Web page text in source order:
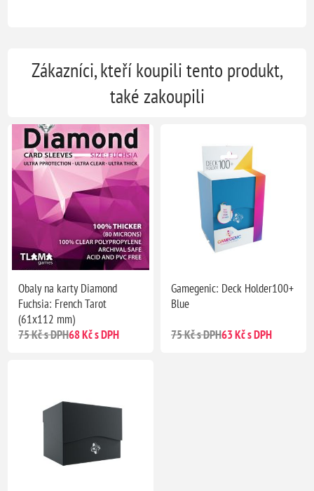
Zákazníci, kteří koupili tento produkt,
také zakoupili
Obaly na karty Diamond
Fuchsia: French Tarot
(61x112 mm)
75 Kč s DPH68 Kč s DPH
Gamegenic: Deck Holder100+
Blue
75 Kč s DPH63 Kč s DPH